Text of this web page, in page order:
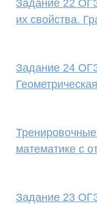
Задание 22
их свойства.
Задание 24
математике с
Задание 23